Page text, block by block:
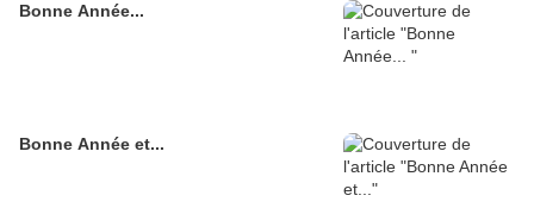
Bonne Année...
Bonne Année et...